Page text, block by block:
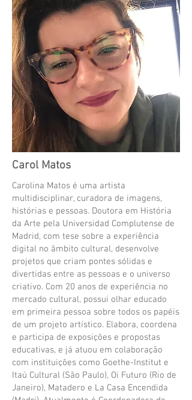
Carol Matos
Carolina Matos é uma artista
multidisciplinar, curadora de imagens,
histórias e pessoas. Doutora em História
da Arte pela Universidad Complutense de
Madrid, com tese sobre a experiência
digital no âmbito cultural, desenvolve
projetos que criam pontes sólidas e
divertidas entre as pessoas e o universo
criativo. Com 20 anos de experiência no
mercado cultural, possui olhar educado
em primeira pessoa sobre todos os papéis
de um projeto artístico. Elabora, coordena
e participa de exposições e propostas
educativas, e já atuou em colaboração
com instituições como Goethe-Institut e
Itaú Cultural (São Paulo), Oi Futuro (Rio de
Janeiro), Matadero e La Casa Encendida